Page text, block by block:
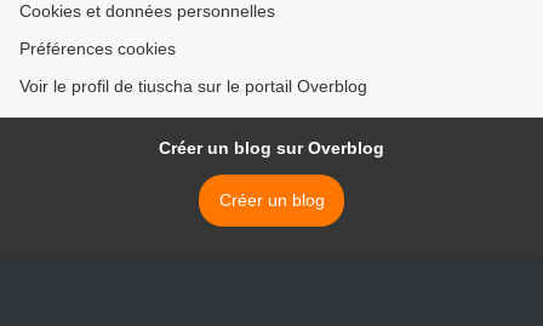
Cookies et données personnelles
Préférences cookies
Voir le profil de tiuscha sur le portail Overblog
Créer un blog sur Overblog
Créer un blog